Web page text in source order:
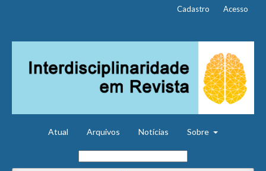
Atual Arquivos Notícias Sobre
Cadastro Acesso